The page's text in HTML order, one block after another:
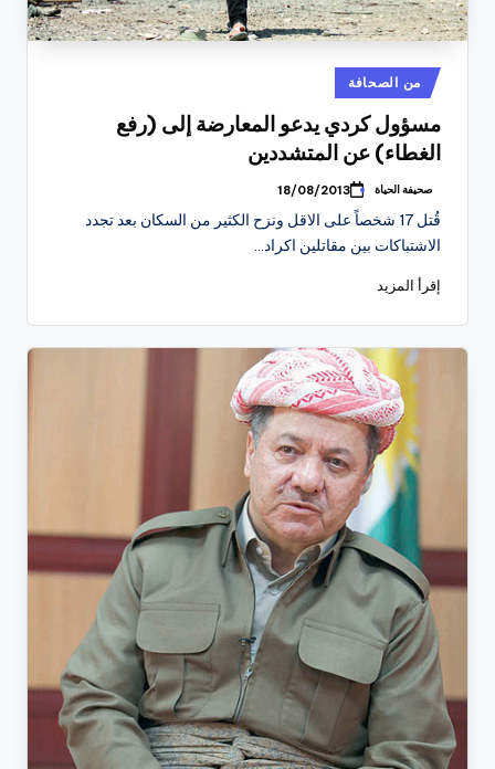
نُشر
في
من الصحافة
مسؤول كردي يدعو المعارضة إلى (رفع
الغطاء) عن المتشددين
تمّ
بواسطة
صحيفة الحياة 18/08/2013
قُتل 17 شخصاً على الاقل ونزح الكثير من السكان بعد تجدد
الاشتباكات بين مقاتلين اكراد…
إقرأ المزيد